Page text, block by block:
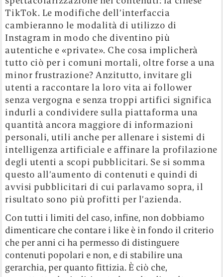
TikTok. Le modifiche dell’interfaccia
cambieranno le modalità di utilizzo di
Instagram in modo che diventino più
autentiche e «private». Che cosa implicherà
tutto ciò per i comuni mortali, oltre forse a una
minor frustrazione? Anzitutto, invitare gli
utenti a raccontare la loro vita ai follower
senza vergogna e senza troppi artifici significa
indurli a condividere sulla piattaforma una
quantità ancora maggiore di informazioni
personali, utili anche per allenare i sistemi di
intelligenza artificiale e affinare la profilazione
degli utenti a scopi pubblicitari. Se si somma
questo all’aumento di contenuti e quindi di
avvisi pubblicitari di cui parlavamo sopra, il
risultato sono più profitti per l’azienda.
Con tutti i limiti del caso, infine, non dobbiamo
dimenticare che contare i like è in fondo il criterio
che per anni ci ha permesso di distinguere
contenuti popolari e non, e di stabilire una
gerarchia, per quanto fittizia. È ciò che,